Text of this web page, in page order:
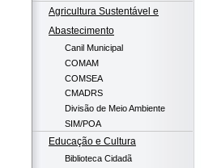
Agricultura Sustentável e
Abastecimento
Canil Municipal
COMAM
COMSEA
CMADRS
Divisão de Meio Ambiente
SIM/POA
Educação e Cultura
Biblioteca Cidadã